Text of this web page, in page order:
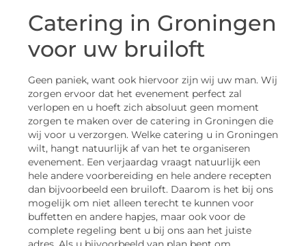
Catering in Groningen
voor uw bruiloft
Geen paniek, want ook hiervoor zijn wij uw man. Wij
zorgen ervoor dat het evenement perfect zal
verlopen en u hoeft zich absoluut geen moment
zorgen te maken over de catering in Groningen die
wij voor u verzorgen. Welke catering u in Groningen
wilt, hangt natuurlijk af van het te organiseren
evenement. Een verjaardag vraagt natuurlijk een
hele andere voorbereiding en hele andere recepten
dan bijvoorbeeld een bruiloft. Daarom is het bij ons
mogelijk om niet alleen terecht te kunnen voor
buffetten en andere hapjes, maar ook voor de
complete regeling bent u bij ons aan het juiste
adres. Als u bijvoorbeeld van plan bent om